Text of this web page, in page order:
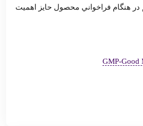
هنگام فراخواني محصول حايز اهميت
GMP-Good